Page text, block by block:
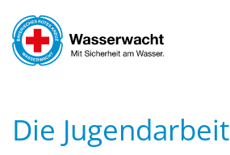
Skip to main content
Die Jugendarbeit